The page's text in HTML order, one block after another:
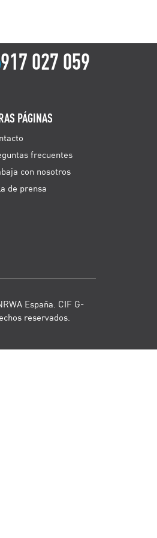
917 027 059
PÁGINAS
frecuentes
con nosotros
de prensa
España. CIF G-
reservados.